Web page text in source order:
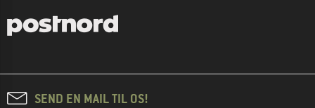
SEND EN MAIL TIL OS!